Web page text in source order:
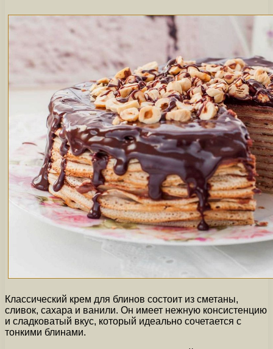
Классический крем для блинов состоит из сметаны,
сливок, сахара и ванили. Он имеет нежную консистенцию
и сладковатый вкус, который идеально сочетается с
тонкими блинами.